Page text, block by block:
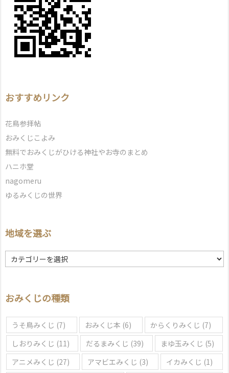
おすすめリンク
花鳥参拝帖
おみくじこよみ
無料でおみくじがひける神社やお寺のまとめ
ハニホ堂
nagomeru
ゆるみくじの世界
地域を選ぶ
地
域
ぶ
おみくじの種類
うそ鳥みくじ (7) おみくじ本 (6) からくりみくじ (7)
しおりみくじ (11) だるまみくじ (39) まゆ玉みくじ (5)
アニメみくじ (27) アマビエみくじ (3) イカみくじ (1)